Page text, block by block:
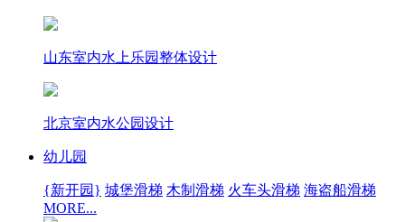
山东室内水上乐园整体设计
北京室内水公园设计
幼儿园
{新开园} 城堡滑梯 木制滑梯 火车头滑梯 海盗船滑梯
MORE...